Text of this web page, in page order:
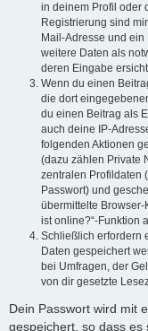
in deinem Profil oder
Registrierung sind
Mail-Adresse und
weitere Daten als
deren Eingabe
Wenn du einen
die dort
du einen Beitrag als
auch deine IP-
folgenden Aktionen
(dazu zählen Private
zentralen Profildaten
Passwort) und
übermittelte Browser-
ist online?“-Funktion
Schließlich erfordern
Daten gespeichert
bei Umfragen, der
von dir gesetzte
Dein Passwort wird mit
gespeichert, so dass es